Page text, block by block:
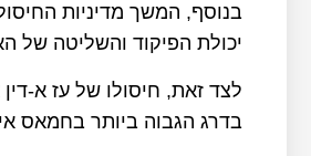
בנוסף, המשך מדיניות
יכולת הפיקוד והשליטה של
לצד זאת, חיסולו של עז א-
בדרג הגבוה ביותר בחמאס